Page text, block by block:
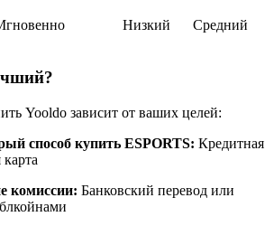
распределением прибыли и комиссиями
Низкий Средний
Yooldo зависит от ваших целей:
способ купить ESPORTS: Кредитная
комиссии: Банковский перевод или